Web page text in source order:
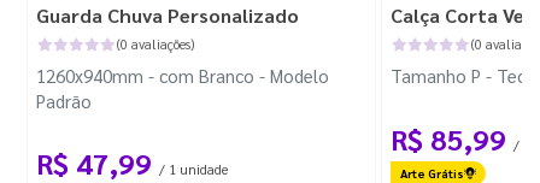
Guarda Chuva Personalizado
(0 avaliações)
1260x940mm - com Branco - Modelo
Padrão
R$ 47,99 / 1 unidade
Calça Corta
(0
Tamanho P -
R$ 85,99 / 1
Arte Grátis